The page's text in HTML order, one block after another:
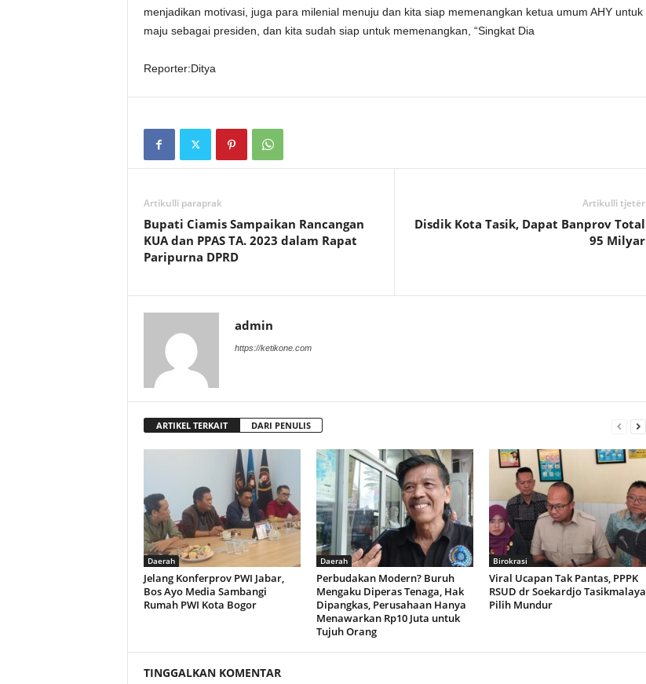
menjadikan motivasi, juga para milenial menuju dan kita siap memenangkan ketua umum AHY untuk
maju sebagai presiden, dan kita sudah siap untuk memenangkan, “Singkat Dia
Reporter:Ditya
Artikulli paraprak
Bupati Ciamis Sampaikan Rancangan
KUA dan PPAS TA. 2023 dalam Rapat
Paripurna DPRD
Artikulli tjetër
Disdik Kota Tasik, Dapat Banprov Total
95 Milyar
admin
https://ketikone.com
ARTIKEL TERKAIT DARI PENULIS
Daerah
Jelang Konferprov PWI Jabar,
Bos Ayo Media Sambangi
Rumah PWI Kota Bogor
Daerah
Perbudakan Modern? Buruh
Mengaku Diperas Tenaga, Hak
Dipangkas, Perusahaan Hanya
Menawarkan Rp10 Juta untuk
Tujuh Orang
Birokrasi
Viral Ucapan Tak Pantas, PPPK
RSUD dr Soekardjo Tasikmalaya
Pilih Mundur
TINGGALKAN KOMENTAR